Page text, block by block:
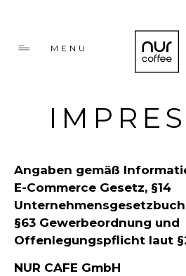
MENU
Angaben gemäß
E-Commerce Gesetz, §14
§63 Gewerbeordnung und
Offenlegungspflicht laut
NUR CAFE GmbH